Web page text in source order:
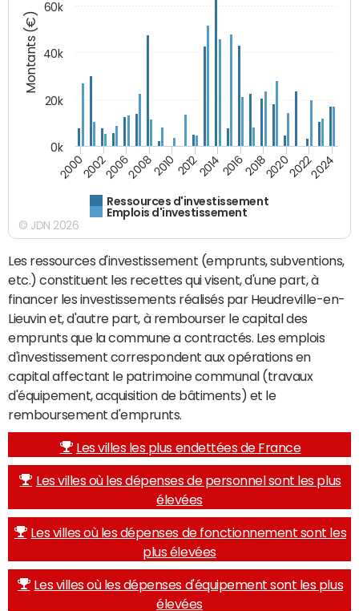
Montants (€)
Ressources d'investissement
Emplois d'investissement
20002002200620082010 2012201420162018202020222024
0k
20k
40k
60k
© JDN 2026
Les ressources d'investissement (emprunts, subventions,
etc.) constituent les recettes qui visent, d'une part, à
financer les investissements réalisés par Heudreville-en-
Lieuvin et, d'autre part, à rembourser le capital des
emprunts que la commune a contractés. Les emplois
d'investissement correspondent aux opérations en
capital affectant le patrimoine communal (travaux
d'équipement, acquisition de bâtiments) et le
remboursement d'emprunts.
Les villes les plus endettées de France
Les villes où les dépenses de personnel sont les plus
élevées
Les villes où les dépenses de fonctionnement sont les
plus élevées
Les villes où les dépenses d'équipement sont les plus
élevées